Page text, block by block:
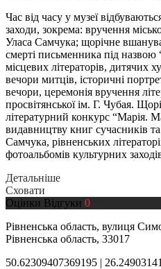
Час від часу у музеї
заходи, зокрема: вручення
Уласа Самчука; щорічне
смерті письменника під назвою
місцевих літераторів, дитячих
вечори митців, історичні
вечори, церемонія вручення
просвітянської ім. Г. Чубая.
літературний конкурс “Марія.
видавництву книг сучасників
Самчука, рівненських
фотоальбомів культурних
Детальніше
Сховати
Оцінки Відгуки 0
Рівненська область, вулиця
Рівненська область, 33017
50.62309407369195 |